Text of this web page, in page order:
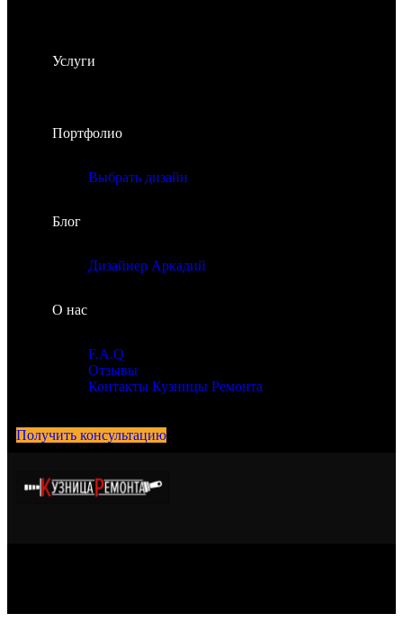
Услуги
Портфолио
Выбрать дизайн
Блог
Дизайнер Аркадий
О нас
F.A.Q
Отзывы
Контакты Кузницы Ремонта
Получить консультацию